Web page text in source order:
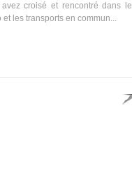
croisé et rencontré dans le
et les transports en commun...